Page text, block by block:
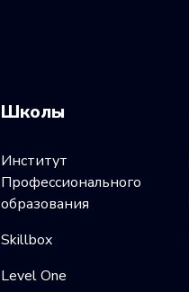
Школы
Институт
Профессионального
образования
Skillbox
Level One